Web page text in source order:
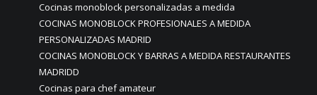
Cocinas monoblock personalizadas a medida
COCINAS MONOBLOCK PROFESIONALES A MEDIDA
PERSONALIZADAS MADRID
COCINAS MONOBLOCK Y BARRAS A MEDIDA RESTAURANTES
MADRIDD
Cocinas para chef amateur